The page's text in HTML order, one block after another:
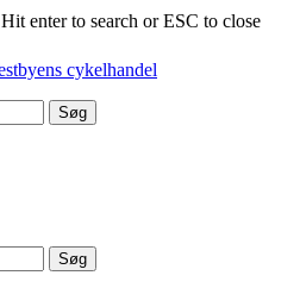
Hit enter to search or ESC to close
Søg
Søg